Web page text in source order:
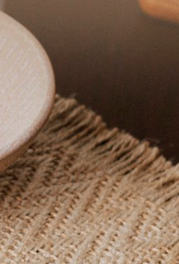
seu acabamento fio de ouro. A
cerâmicos pela sua vitrificação,